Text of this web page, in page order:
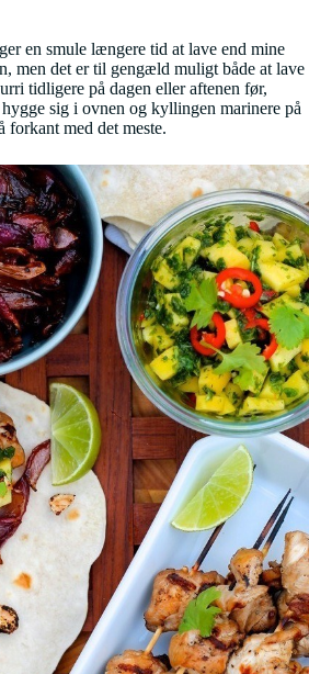
en smule længere tid at lave end mine
men det er til gengæld muligt både at lave
tidligere på dagen eller aftenen før,
sig i ovnen og kyllingen marinere på
med det meste.